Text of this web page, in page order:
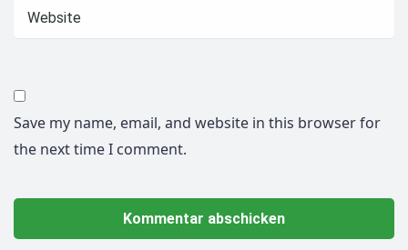
Save my name, email, and website in this browser for
the next time I comment.